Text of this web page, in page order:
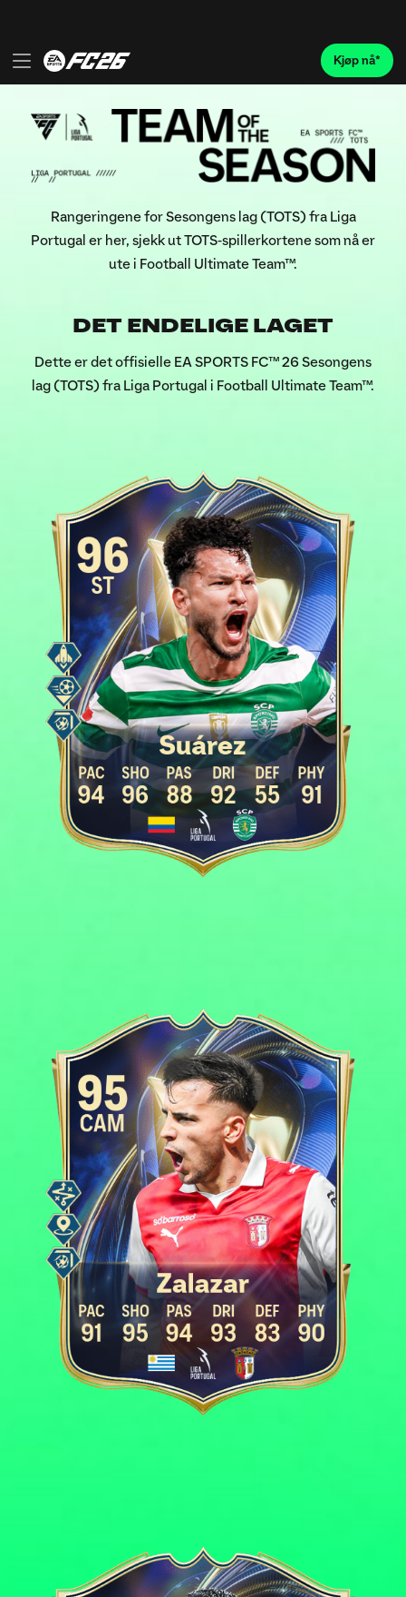
Rangeringene for Sesongens lag (TOTS) fra Liga
Portugal er her, sjekk ut TOTS-spillerkortene som nå er
ute i Football Ultimate Team™.
DET ENDELIGE LAGET
Dette er det offisielle EA SPORTS FC™ 26 Sesongens
lag (TOTS) fra Liga Portugal i Football Ultimate Team™.